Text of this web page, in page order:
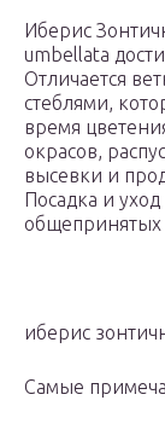
Иберис
umbellata
Отличается
стеблями,
время
окрасов,
высевки и
Посадка и
общепринятых
иберис
Самые